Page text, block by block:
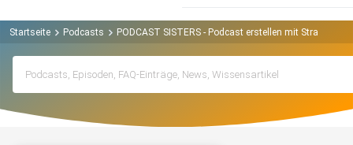
Startseite Podcasts PODCAST SISTERS - Podcast erstellen mit Strategie